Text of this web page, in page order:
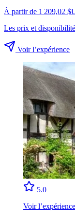
À partir de 1 209,02
Les prix et
Voir l’expérience
5.0
Voir l’expérience